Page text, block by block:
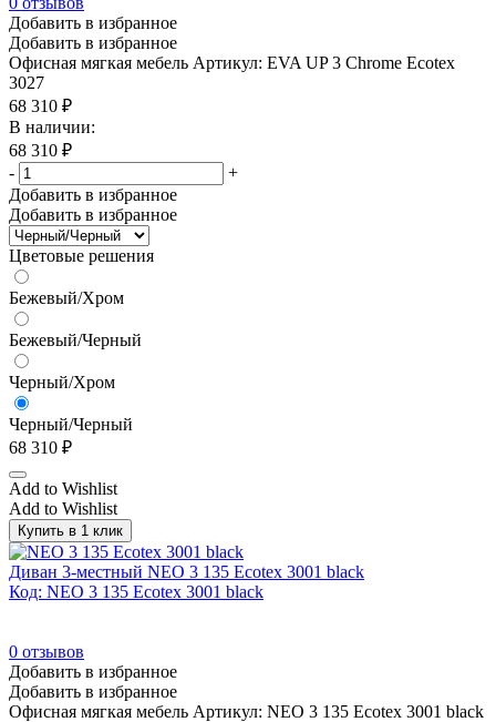
Добавить в избранное
Добавить в избранное
Офисная мягкая мебель Артикул: EVA UP 3 Chrome Ecotex
3027
68 310 ₽
В наличии:
68 310 ₽
-
+
Добавить в избранное
Добавить в избранное
Цветовые решения
Бежевый/Хром
Бежевый/Черный
Черный/Хром
Черный/Черный
68 310 ₽
Add to Wishlist
Add to Wishlist
Купить в 1 клик
Диван 3-местный NEO 3 135 Ecotex 3001 black
Код: NEO 3 135 Ecotex 3001 black
0 отзывов
Добавить в избранное
Добавить в избранное
Офисная мягкая мебель Артикул: NEO 3 135 Ecotex 3001 black